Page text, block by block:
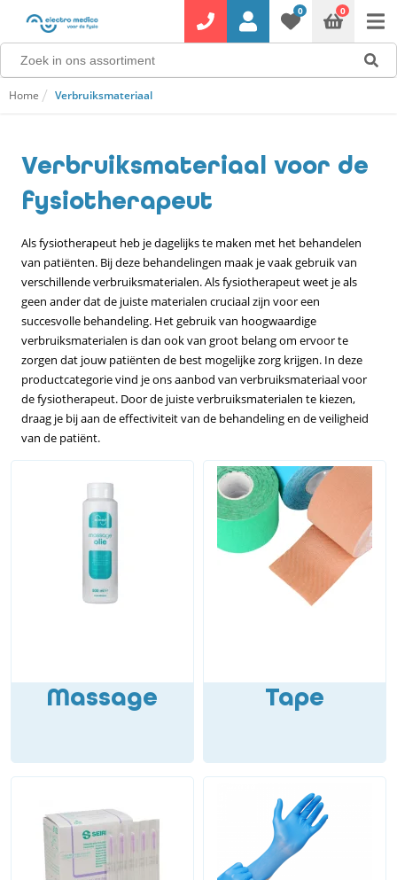
0 0
Home Verbruiksmateriaal
Verbruiksmateriaal voor de
fysiotherapeut
Als fysiotherapeut heb je dagelijks te maken met het behandelen
van patiënten. Bij deze behandelingen maak je vaak gebruik van
verschillende verbruiksmaterialen. Als fysiotherapeut weet je als
geen ander dat de juiste materialen cruciaal zijn voor een
succesvolle behandeling. Het gebruik van hoogwaardige
verbruiksmaterialen is dan ook van groot belang om ervoor te
zorgen dat jouw patiënten de best mogelijke zorg krijgen. In deze
productcategorie vind je ons aanbod van verbruiksmateriaal voor
de fysiotherapeut. Door de juiste verbruiksmaterialen te kiezen,
draag je bij aan de effectiviteit van de behandeling en de veiligheid
van de patiënt.
Massage Tape